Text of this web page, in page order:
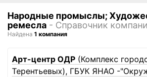
Народные промыслы;
ремесла - Справочник
Найдена 1 компания
Арт-центр ОДР (Комплекс
Терентьевых), ГБУК ЯНАО -